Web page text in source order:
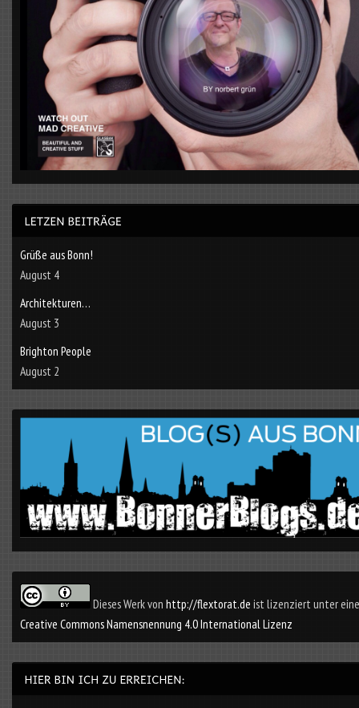
Grüße aus Bonn!
August 4
Architekturen…
August 3
Brighton People
August 2
Dieses Werk von http://flextorat.de ist lizenziert unter
Creative Commons Namensnennung 4.0 International Lizenz